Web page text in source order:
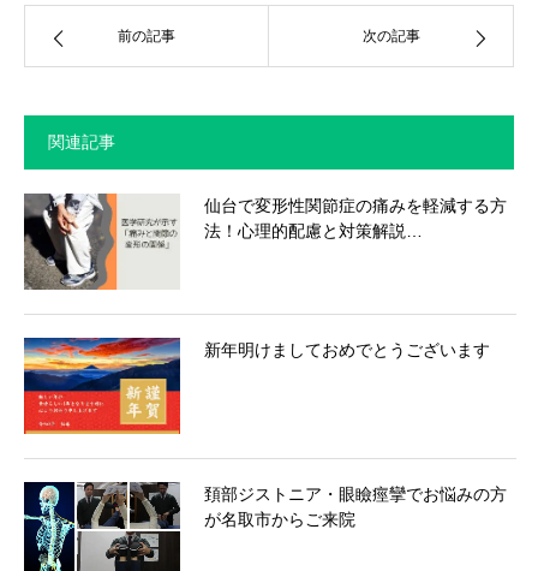
前の記事 次の記事
関連記事
仙台で変形性関節症の痛みを軽減する方
法！心理的配慮と対策解説…
新年明けましておめでとうございます
頚部ジストニア・眼瞼痙攣でお悩みの方
が名取市からご来院